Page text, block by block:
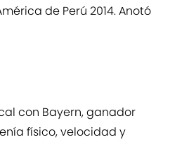
de Perú 2014. Anotó
con Bayern, ganador
físico, velocidad y